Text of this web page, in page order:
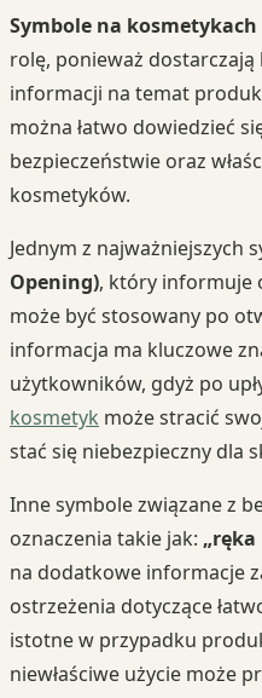
Symbole na kosmetykach
rolę, ponieważ
informacji na temat
można łatwo dowiedzieć
bezpieczeństwie oraz
kosmetyków.
Jednym z najważniejszych
Opening), który informuje
może być stosowany po
informacja ma kluczowe
użytkowników, gdyż po
kosmetyk może stracić
stać się niebezpieczny dla
Inne symbole związane z
oznaczenia takie jak: „ręka
na dodatkowe informacje
ostrzeżenia dotyczące
istotne w przypadku
niewłaściwe użycie może